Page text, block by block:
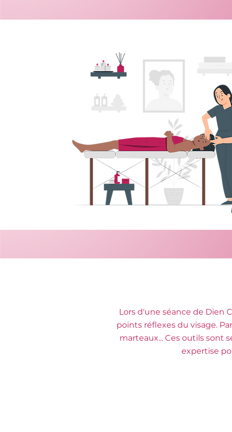
Lors d'une séance de Dien
points réflexes du visage.
marteaux... Ces outils sont
expertise